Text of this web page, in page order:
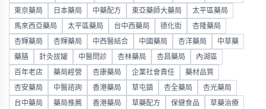
東京藥局 日本藥局 中藥配方 東亞藥師大藥局 太平區藥局
馬來西亞藥局 太平區藥局 台中西藥局 德化街 杏隆藥局
杏輝藥局 杏輝藥局 中西醫結合 中國藥局 杏洋藥局 中草藥
藥膳 針灸拔罐 中醫問診 杏林藥局 杏昌藥局 內湖區
百年老店 藥局經營 杏康藥局 企業社會責任 藥材品質
杏安藥局 中醫諮詢 香港藥局 草屯鎮 杏全藥局 杏光藥局
台中藥局 藥局推薦 香港藥局 草藥配方 保健食品 草藥治療